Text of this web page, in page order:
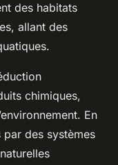
des habitats
allant des
chimiques,
En
des systèmes